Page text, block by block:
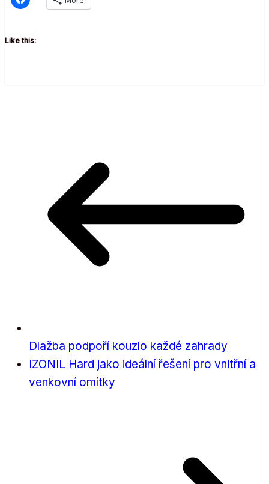
Like this:
Dlažba podpoří kouzlo každé zahrady
IZONIL Hard jako ideální řešení pro vnitřní a
venkovní omítky